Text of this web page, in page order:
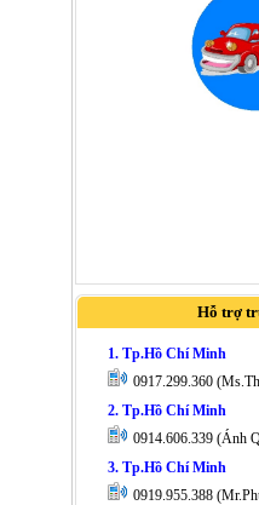
Hỗ trợ
1. Tp.Hồ Chí Minh
0917.299.360
2. Tp.Hồ Chí Minh
0914.606.339 (Ánh
3. Tp.Hồ Chí Minh
0919.955.388